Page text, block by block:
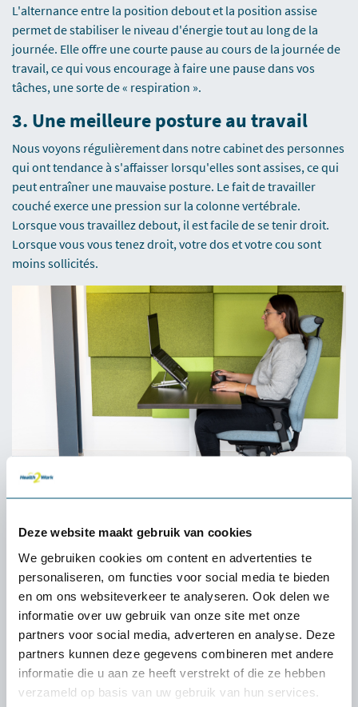
Deze website maakt gebruik van cookies
We gebruiken cookies om content en advertenties te
personaliseren, om functies voor social media te bieden
en om ons websiteverkeer te analyseren. Ook delen we
informatie over uw gebruik van onze site met onze
partners voor social media, adverteren en analyse. Deze
partners kunnen deze gegevens combineren met andere
informatie die u aan ze heeft verstrekt of die ze hebben
verzameld op basis van uw gebruik van hun services.
L'alternance entre la position debout et la position assise
permet de stabiliser le niveau d'énergie tout au long de la
journée. Elle offre une courte pause au cours de la journée de
travail, ce qui vous encourage à faire une pause dans vos
tâches, une sorte de « respiration ».
3. Une meilleure posture au travail
Nous voyons régulièrement dans notre cabinet des personnes
qui ont tendance à s'affaisser lorsqu'elles sont assises, ce qui
peut entraîner une mauvaise posture. Le fait de travailler
couché exerce une pression sur la colonne vertébrale.
Lorsque vous travaillez debout, il est facile de se tenir droit.
Lorsque vous vous tenez droit, votre dos et votre cou sont
moins sollicités.
À quelle fréquence faut-il
alterner entre la position assise
et la position debout ?
Il est important de varier entre la position assise et la position
debout pour tirer le meilleur parti d'un bureau assis-debout.
Une bonne ligne de conduite consiste à rester debout pendant
20 minutes toutes les heures, puis à s'asseoir à nouveau
pendant 40 minutes. Rester debout trop longtemps n'est pas